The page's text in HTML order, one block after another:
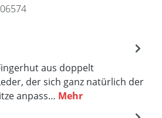
aus doppelt
der sich ganz natürlich der
anpass… Mehr